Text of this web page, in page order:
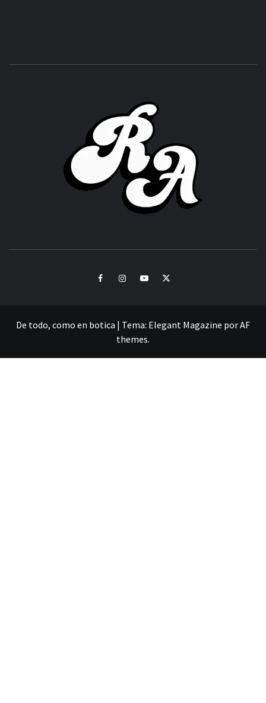
FacebookInstagramYoutubeTwitter
De todo, como en botica | Tema: Elegant Magazine porAF
themes.